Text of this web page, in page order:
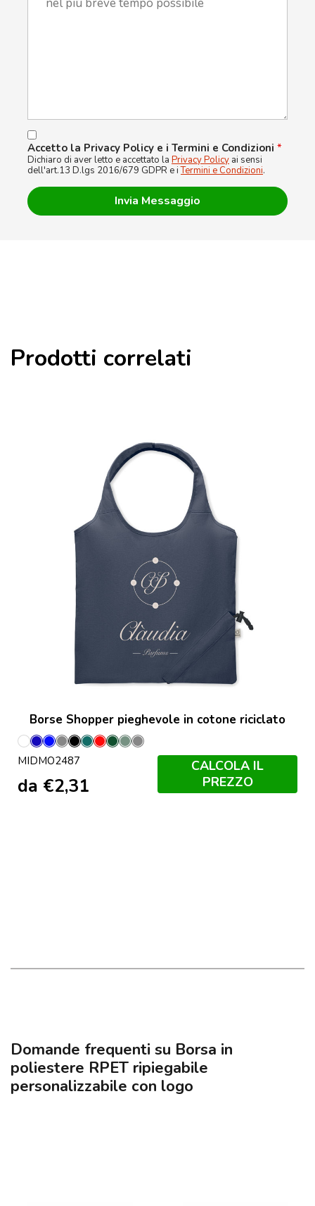
Accetto la Privacy Policy e i Termini e Condizioni *
Dichiaro di aver letto e accettato la Privacy Policy ai sensi
dell'art.13 D.lgs 2016/679 GDPR e iTermini e Condizioni.
Prodotti correlati
Borse Shopper pieghevole in cotone riciclato
Bianco
BluBlu
Royal
Grigio
NeroPetrolio
Rosso
Verde
CachiGrigio
MIDMO2487
da €2,31
CALCOLA IL
PREZZO
Domande frequenti su Borsa in
poliestere RPET ripiegabile
personalizzabile con logo